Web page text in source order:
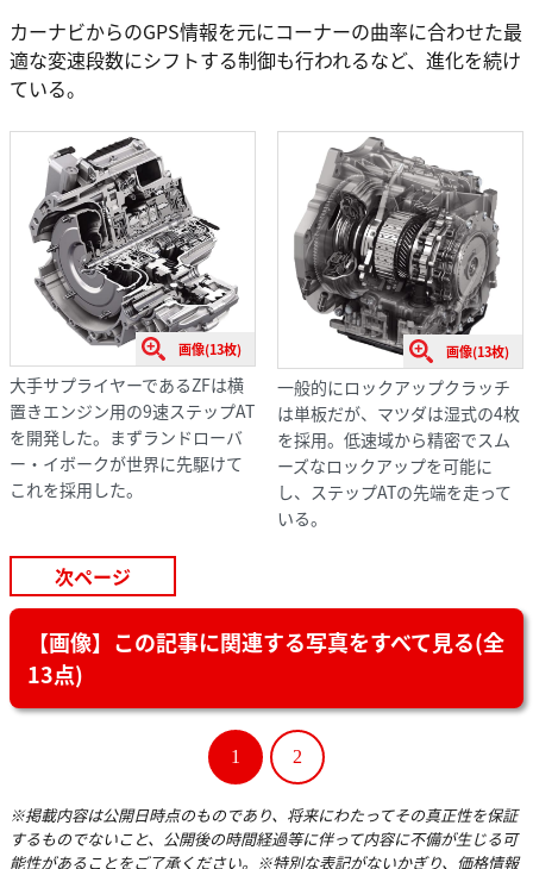
カーナビからのGPS情報を元にコーナーの曲率に合わせた最
適な変速段数にシフトする制御も行われるなど、進化を続け
ている。
画像(13枚)
大手サプライヤーであるZFは横
置きエンジン用の9速ステップAT
を開発した。まずランドローバ
ー・イボークが世界に先駆けて
これを採用した。
画像(13枚)
一般的にロックアップクラッチ
は単板だが、マツダは湿式の4枚
を採用。低速域から精密でスム
ーズなロックアップを可能に
し、ステップATの先端を走って
いる。
次ページ
【画像】この記事に関連する写真をすべて見る(全
13点)
1 2
※掲載内容は公開日時点のものであり、将来にわたってその真正性を保証
するものでないこと、公開後の時間経過等に伴って内容に不備が生じる可
能性があることをご了承ください。※特別な表記がないかぎり、価格情報